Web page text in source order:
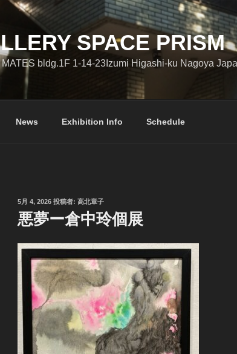
SPACE PRISM
bldg.1F 1-14-23Izumi Higashi-ku Nagoya
News Exhibition Info Schedule
投
稿
日:
5月 4, 2026 投稿者: 高北章子
悪夢ー倉中玲個展